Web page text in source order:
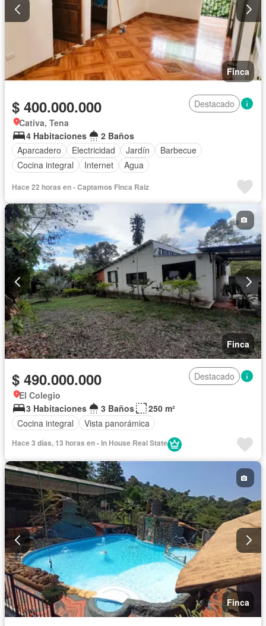
Finca
$ 400.000.000
Destacado
Cativa, Tena
4 Habitaciones
2 Baños
Aparcadero
Electricidad Jardín
Barbecue
Cocina integral
Internet Agua
Hace 22 horas en - Captamos Finca Raiz
Finca
$ 490.000.000
Destacado
El Colegio
3 Habitaciones
3 Baños
250 m²
Cocina integral
Vista panorámica
Hace 3 días, 13 horas en - In House Real State
Finca